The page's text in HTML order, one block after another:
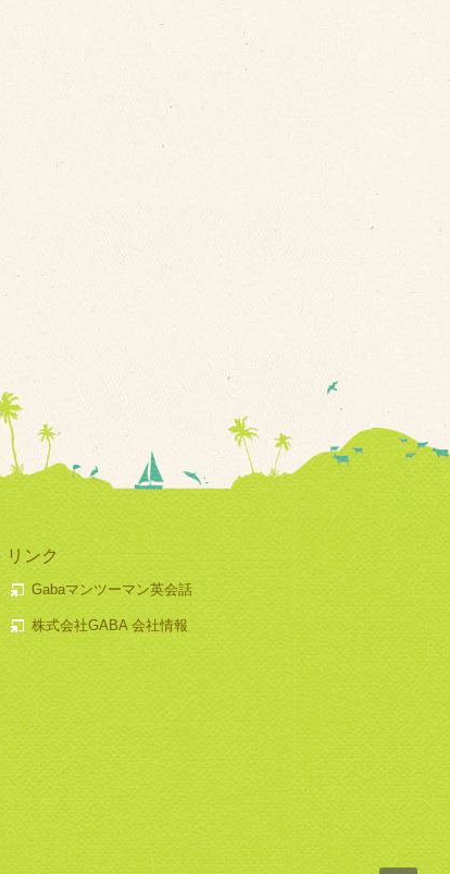
リンク
Gabaマンツーマン英会話
株式会社GABA 会社情報